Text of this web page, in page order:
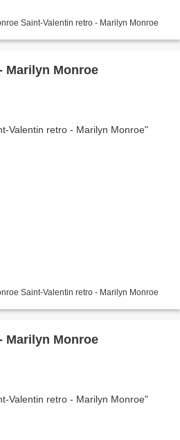
Saint-Valentin retro - Marilyn Monroe
Marilyn Monroe
Saint-Valentin retro - Marilyn Monroe
Marilyn Monroe